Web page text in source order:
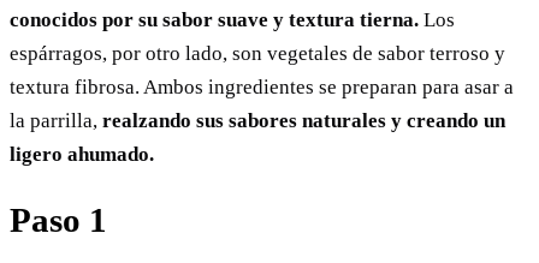
conocidos por su sabor suave y textura tierna. Los
espárragos, por otro lado, son vegetales de sabor terroso y
textura fibrosa. Ambos ingredientes se preparan para asar a
la parrilla, realzando sus sabores naturales y creando un
ligero ahumado.
Paso 1